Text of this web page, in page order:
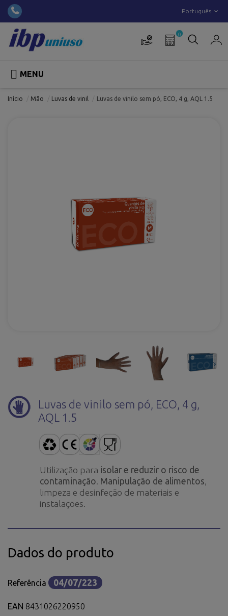
Português
0
 MENU
Início Mão Luvas de vinil Luvas de vinilo sem pó, ECO, 4 g, AQL 1.5
Luvas de vinilo sem pó, ECO, 4 g,
AQL 1.5
Utilização para isolar e reduzir o risco de
contaminação. Manipulação de alimentos,
limpeza e desinfeção de materiais e
instalações.
Dados do produto
Referência 04/07/223
EAN 8431026220950